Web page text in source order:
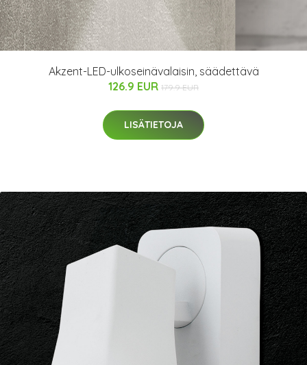
Akzent-LED-ulkoseinävalaisin, säädettävä
126.9 EUR 179.9 EUR
LISÄTIETOJA